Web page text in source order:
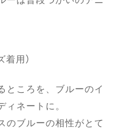
用）
ところを、ブルーのイ
ネートに。
のブルーの相性がとて